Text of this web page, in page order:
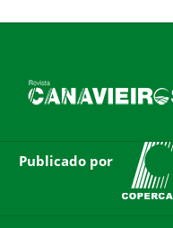
Publicado por